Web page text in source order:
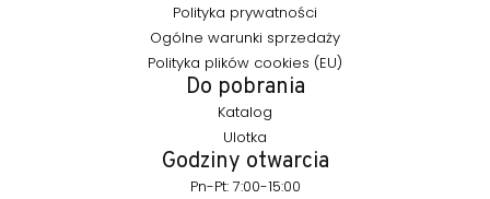
Polityka prywatności
Ogólne warunki sprzedaży
Polityka plików cookies (EU)
Do pobrania
Katalog
Ulotka
Godziny otwarcia
Pn-Pt: 7:00-15:00